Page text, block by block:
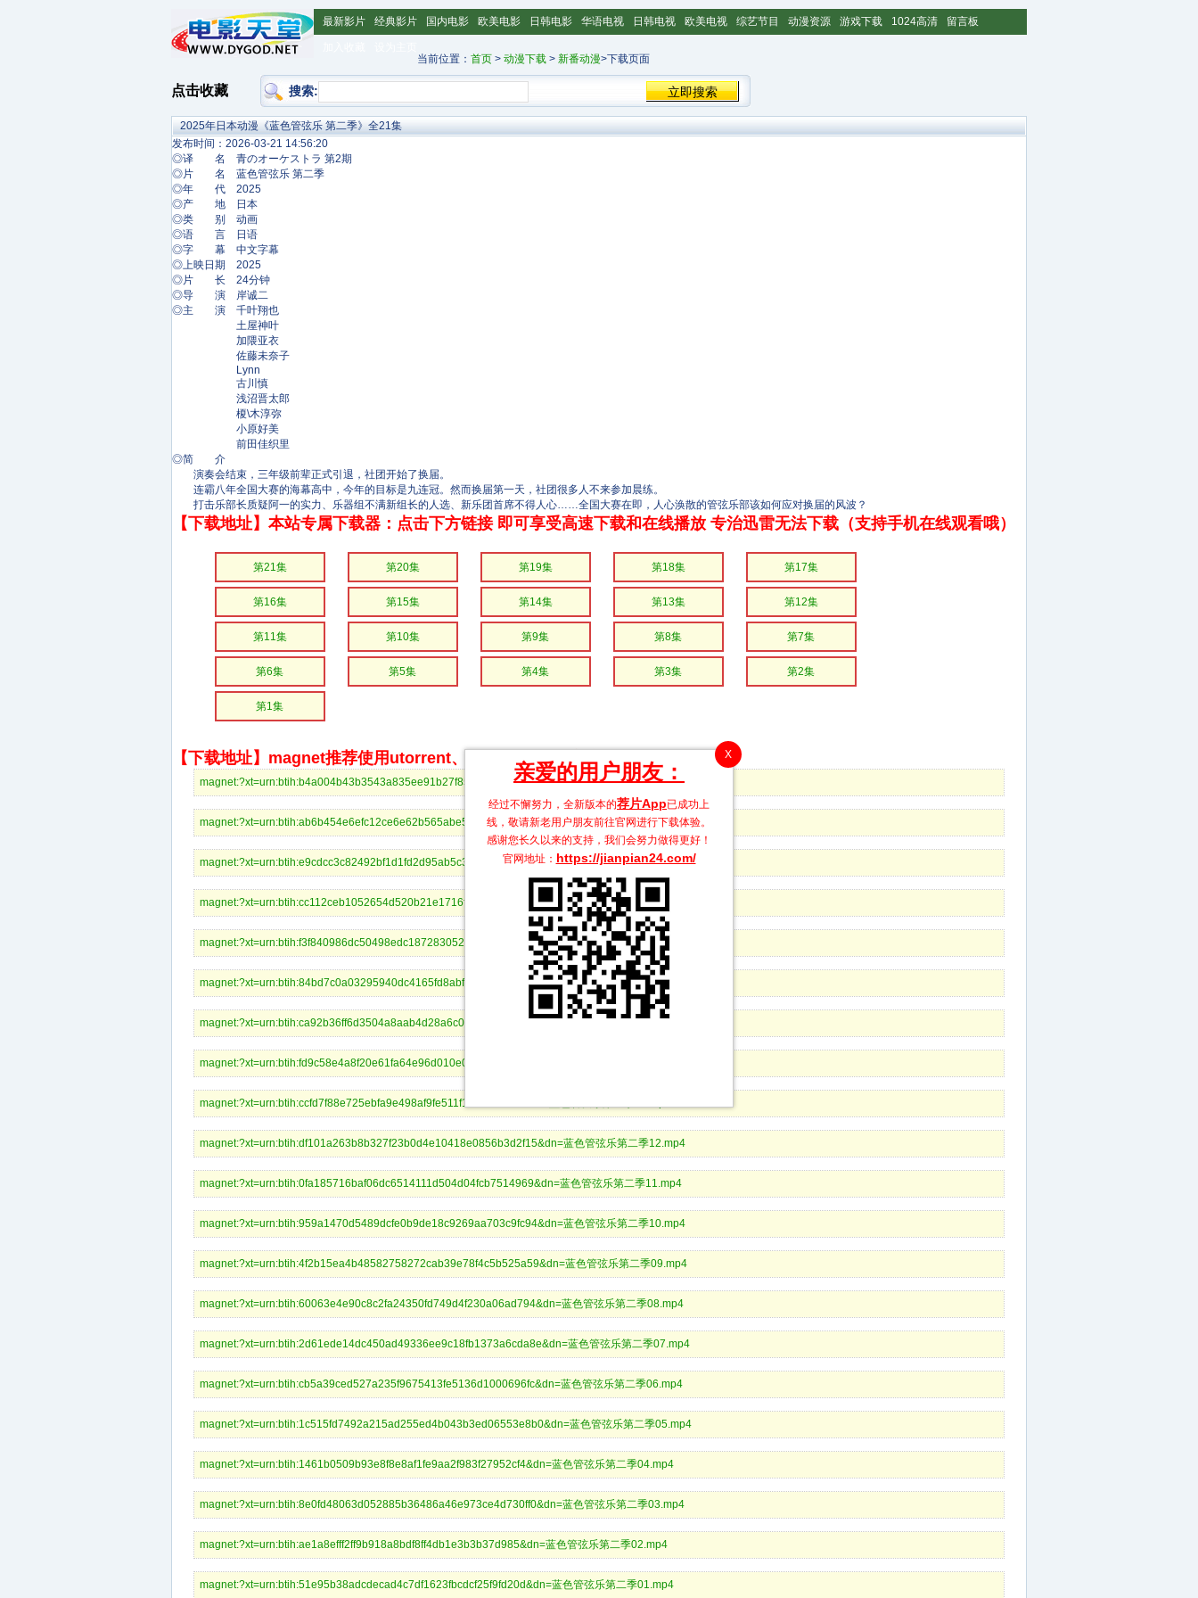
最新影片 经典影片 国内电影 欧美电影 日韩电影 华语电视 日韩电视 欧美电视 综艺节目 动漫资源 游戏下载 1024高清 留言板
当前位置： 首页 > 动漫下载 > 新番动漫>下载页面
点击收藏 搜索:
X
亲爱的用户朋友：
经过不懈努力，全新版本的荐片App已成功上
线，敬请新老用户朋友前往官网进行下载体验。
感谢您长久以来的支持，我们会努力做得更好！
官网地址： https://jianpian24.com/
2025年日本动漫《蓝色管弦乐 第二季》全21集
发布时间：2026-03-21 14:56:20
◎译 名 青のオーケストラ 第2期
◎片 名 蓝色管弦乐 第二季
◎年 代 2025
◎产 地 日本
◎类 别 动画
◎语 言 日语
◎字 幕 中文字幕
◎上映日期 2025
◎片 长 24分钟
◎导 演 岸诚二
◎主 演 千叶翔也
土屋神叶
加隈亚衣
佐藤未奈子
Lynn
古川慎
浅沼晋太郎
榎\木淳弥
小原好美
前田佳织里
◎简 介
演奏会结束，三年级前辈正式引退，社团开始了换届。
连霸八年全国大赛的海幕高中，今年的目标是九连冠。然而换届第一天，社团很多人不来参加晨练。
打击乐部长质疑阿一的实力、乐器组不满新组长的人选、新乐团首席不得人心……全国大赛在即，人心涣散的管弦乐部该如何应对换届的风波？
【下载地址】本站专属下载器：点击下方链接 即可享受高速下载和在线播放 专治迅雷无法下载（支持手机在线观看哦）
第21集 第20集 第19集 第18集 第17集
第16集 第15集 第14集 第13集 第12集
第11集 第10集 第9集 第8集 第7集
第6集 第5集 第4集 第3集 第2集
第1集
【下载地址】magnet推荐使用utorrent、BitComet等bt客户端下载
magnet:?xt=urn:btih:b4a004b43b3543a835ee91b27f8553b9922d7d80&dn=蓝色管弦乐第二季21.mp4
magnet:?xt=urn:btih:ab6b454e6efc12ce6e62b565abe5b37f7da0f665&dn=蓝色管弦乐第二季20.mp4
magnet:?xt=urn:btih:e9cdcc3c82492bf1d1fd2d95ab5c3be860b67049&dn=蓝色管弦乐第二季19.mp4
magnet:?xt=urn:btih:cc112ceb1052654d520b21e1716fcf3a04d25795&dn=蓝色管弦乐第二季18.mp4
magnet:?xt=urn:btih:f3f840986dc50498edc187283052845fdd72b6fc&dn=蓝色管弦乐第二季17.mp4
magnet:?xt=urn:btih:84bd7c0a03295940dc4165fd8abff5613e6e82fd&dn=蓝色管弦乐第二季16.mp4
magnet:?xt=urn:btih:ca92b36ff6d3504a8aab4d28a6c07bee74c319a5&dn=蓝色管弦乐第二季15.mp4
magnet:?xt=urn:btih:fd9c58e4a8f20e61fa64e96d010e01c54f59b25b&dn=蓝色管弦乐第二季14.mp4
magnet:?xt=urn:btih:ccfd7f88e725ebfa9e498af9fe511f15c6e1568d&dn=蓝色管弦乐第二季13.mp4
magnet:?xt=urn:btih:df101a263b8b327f23b0d4e10418e0856b3d2f15&dn=蓝色管弦乐第二季12.mp4
magnet:?xt=urn:btih:0fa185716baf06dc6514111d504d04fcb7514969&dn=蓝色管弦乐第二季11.mp4
magnet:?xt=urn:btih:959a1470d5489dcfe0b9de18c9269aa703c9fc94&dn=蓝色管弦乐第二季10.mp4
magnet:?xt=urn:btih:4f2b15ea4b48582758272cab39e78f4c5b525a59&dn=蓝色管弦乐第二季09.mp4
magnet:?xt=urn:btih:60063e4e90c8c2fa24350fd749d4f230a06ad794&dn=蓝色管弦乐第二季08.mp4
magnet:?xt=urn:btih:2d61ede14dc450ad49336ee9c18fb1373a6cda8e&dn=蓝色管弦乐第二季07.mp4
magnet:?xt=urn:btih:cb5a39ced527a235f9675413fe5136d1000696fc&dn=蓝色管弦乐第二季06.mp4
magnet:?xt=urn:btih:1c515fd7492a215ad255ed4b043b3ed06553e8b0&dn=蓝色管弦乐第二季05.mp4
magnet:?xt=urn:btih:1461b0509b93e8f8e8af1fe9aa2f983f27952cf4&dn=蓝色管弦乐第二季04.mp4
magnet:?xt=urn:btih:8e0fd48063d052885b36486a46e973ce4d730ff0&dn=蓝色管弦乐第二季03.mp4
magnet:?xt=urn:btih:ae1a8efff2ff9b918a8bdf8ff4db1e3b3b37d985&dn=蓝色管弦乐第二季02.mp4
magnet:?xt=urn:btih:51e95b38adcdecad4c7df1623fbcdcf25f9fd20d&dn=蓝色管弦乐第二季01.mp4